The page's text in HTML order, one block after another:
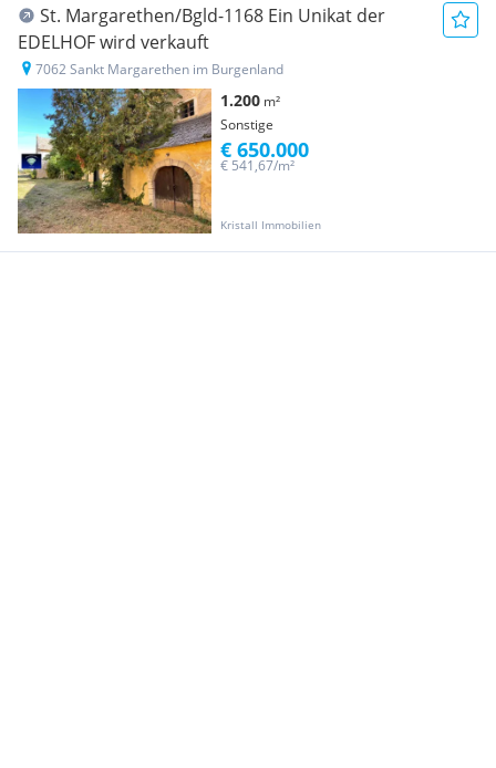
St. Margarethen/Bgld-1168 Ein Unikat der
EDELHOF wird verkauft
7062 Sankt Margarethen im Burgenland
1.200 m²
Sonstige
Kristall Immobilien
€ 541,67/m²
€ 650.000